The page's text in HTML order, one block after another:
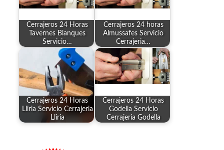
Cerrajeros 24 Horas
Tavernes Blanques
Servicio…
Cerrajeros 24 horas
Almussafes Servicio
Cerrajeria…
Cerrajeros 24 Horas
Lliria Servicio Cerrajeria
Lliria
Cerrajeros 24 Horas
Godella Servicio
Cerrajeria Godella